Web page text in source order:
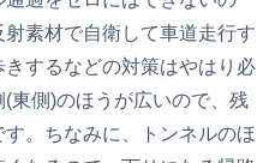
素材で自衛して車道走行す
するなどの対策はやはり必
東側)のほうが広いので、残
。ちなみに、トンネルのほ